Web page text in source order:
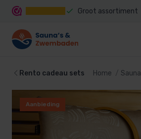
Groot assortiment
Rento cadeau sets Home Sauna
Aanbieding